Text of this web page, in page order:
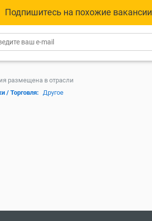
Подпишитесь на похожие вакансии
размещена в отрасли
/ Торговля:
Другое